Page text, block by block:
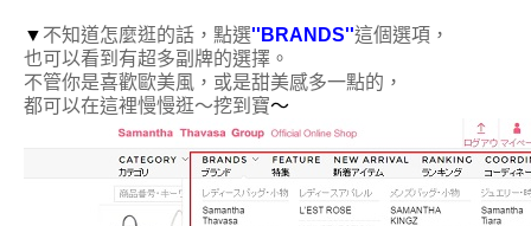
▼ 不知道怎麼逛的話，點選''BRANDS''這個選項，
也可以看到有超多副牌的選擇。
不管你是喜歡歐美風，或是甜美感多一點的，
都可以在這裡慢慢逛～挖到寶～